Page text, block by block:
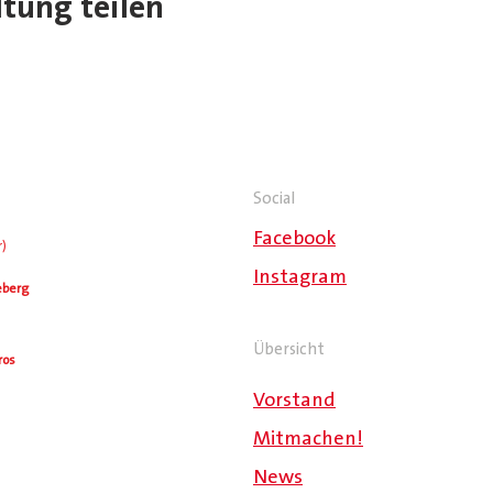
teilen
Social
Facebook
Instagram
Übersicht
Vorstand
Mitmachen!
News